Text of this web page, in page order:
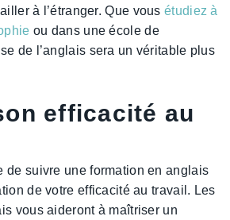
à l’étranger. Que vous étudiez à
ou dans une école de
de l’anglais sera un véritable plus
efficacité au
de suivre une formation en anglais
de votre efficacité au travail. Les
vous aideront à maîtriser un